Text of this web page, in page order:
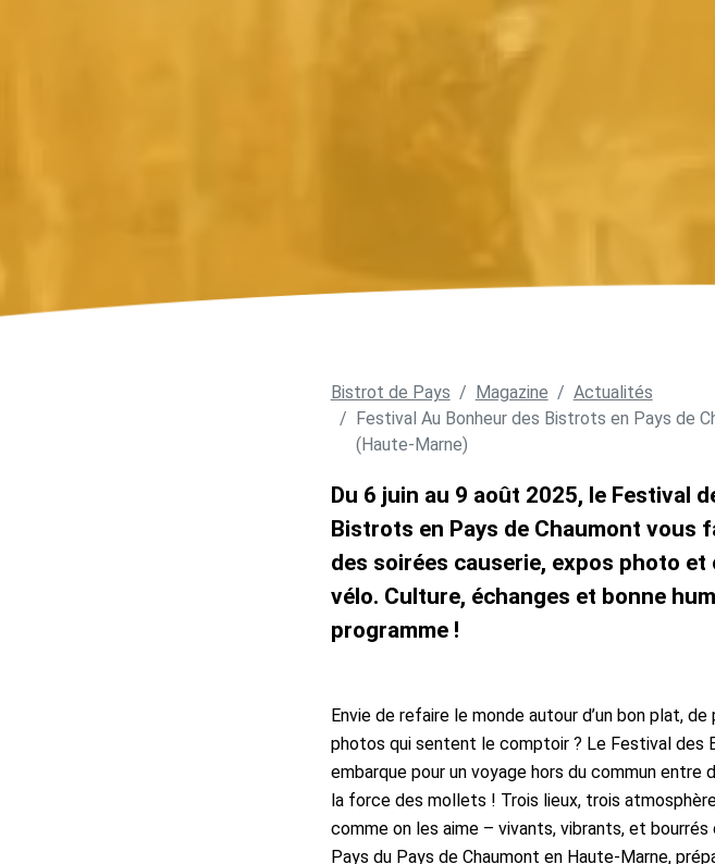
Bistrot de Pays Magazine
Actualités
Festival Au Bonheur des Bistrots en Pays de
(Haute-Marne)
Du 6 juin au 9 août 2025, le Festival
Bistrots en Pays de Chaumont vous
des soirées causerie, expos photo et
vélo. Culture, échanges et bonne
programme !
Envie de refaire le monde autour d’un bon plat,
photos qui sentent le comptoir ? Le Festival des
embarque pour un voyage hors du commun
la force des mollets ! Trois lieux, trois
comme on les aime – vivants, vibrants, et
Pays du Pays de Chaumont en Haute-Marne,